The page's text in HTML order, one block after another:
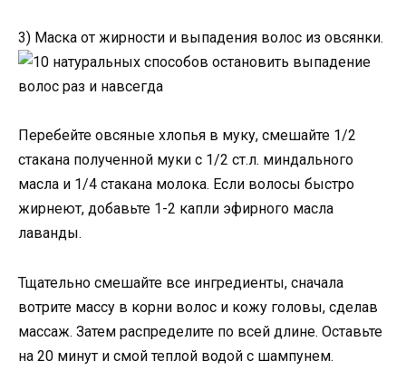
3) Маска от жирности и выпадения волос из овсянки.
Перебейте овсяные хлопья в муку, смешайте 1/2
стакана полученной муки с 1/2 ст.л. миндального
масла и 1/4 стакана молока. Если волосы быстро
жирнеют, добавьте 1-2 капли эфирного масла
лаванды.
Тщательно смешайте все ингредиенты, сначала
вотрите массу в корни волос и кожу головы, сделав
массаж. Затем распределите по всей длине. Оставьте
на 20 минут и смой теплой водой с шампунем.